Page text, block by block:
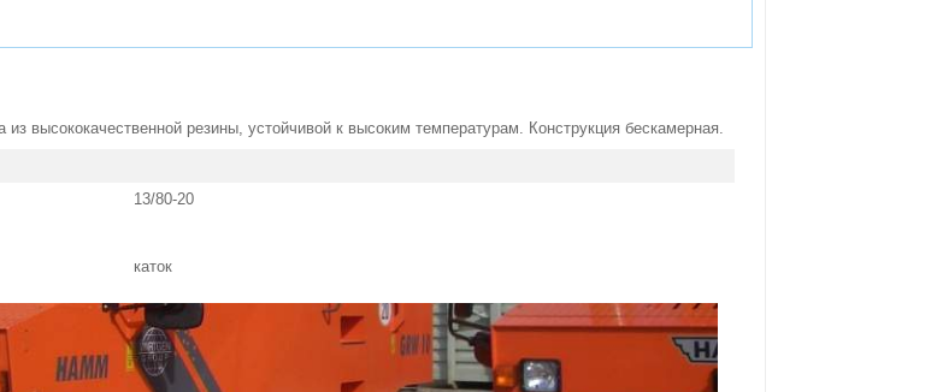
высококачественной резины, устойчивой к высоким температурам. Конструкция бескамерная.
13/80-20
каток